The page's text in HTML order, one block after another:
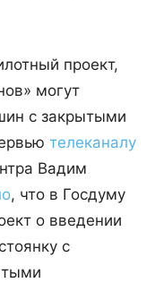
проект,
могут
с закрытыми
телеканалу
Вадим
, что в Госдуму
о введении
с